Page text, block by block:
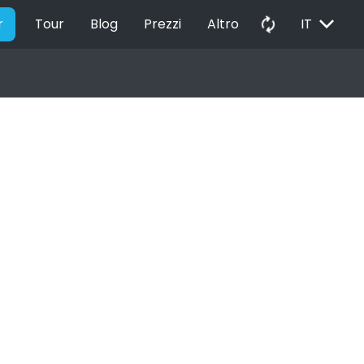
Tour Blog Prezzi Altro autorenew IT EXPAND_MORE